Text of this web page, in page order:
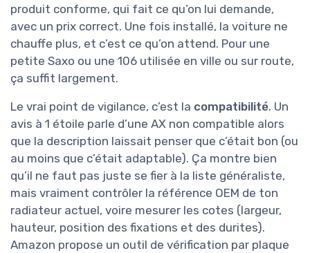
produit conforme, qui fait ce qu’on lui demande,
avec un prix correct. Une fois installé, la voiture ne
chauffe plus, et c’est ce qu’on attend. Pour une
petite Saxo ou une 106 utilisée en ville ou sur route,
ça suffit largement.
Le vrai point de vigilance, c’est la compatibilité. Un
avis à 1 étoile parle d’une AX non compatible alors
que la description laissait penser que c’était bon (ou
au moins que c’était adaptable). Ça montre bien
qu’il ne faut pas juste se fier à la liste généraliste,
mais vraiment contrôler la référence OEM de ton
radiateur actuel, voire mesurer les cotes (largeur,
hauteur, position des fixations et des durites).
Amazon propose un outil de vérification par plaque